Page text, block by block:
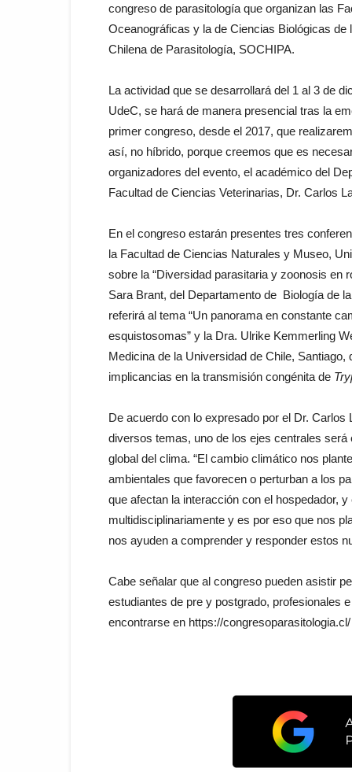
congreso de parasitología que organizan las
Oceanográficas y la de Ciencias Biológicas
Chilena de Parasitología, SOCHIPA.
La actividad que se desarrollará del 1 al 3 de
UdeC, se hará de manera presencial tras la
primer congreso, desde el 2017, que
así, no híbrido, porque creemos que es
organizadores del evento, el académico del
Facultad de Ciencias Veterinarias, Dr. Carlos
En el congreso estarán presentes tres
la Facultad de Ciencias Naturales y Museo,
sobre la “Diversidad parasitaria y zoonosis en
Sara Brant, del Departamento de Biología de
referirá al tema “Un panorama en constante
esquistosomas” y la Dra. Ulrike Kemmerling
Medicina de la Universidad de Chile,
implicancias en la transmisión congénita de
De acuerdo con lo expresado por el Dr.
diversos temas, uno de los ejes centrales
global del clima. “El cambio climático nos
ambientales que favorecen o perturban a los
que afectan la interacción con el hospedador,
multidisciplinariamente y es por eso que nos
nos ayuden a comprender y responder estos
Cabe señalar que al congreso pueden asistir
estudiantes de pre y postgrado, profesionales
encontrarse en https://congresoparasitologia.cl/